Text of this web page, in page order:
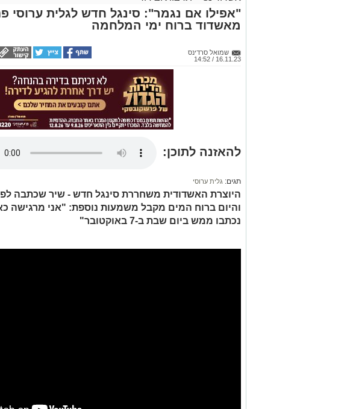
"אפילו אם נגמר": סינגל חדש לגלית ערוסי
מאשדוד ברוח ימי המלחמה
שמואל סרדינס
16.11.23 / 14:52
להאזנה לתוכן:
תגים: גלית ערוסי
היוצרת האשדודית משחררת סינגל חדש - שיר שכתבה
והיום ברוח המים מקבל משמעות נוספת: "אני מרגישה
נכתבו ממש ביום שבת ב-7 באוקטובר"